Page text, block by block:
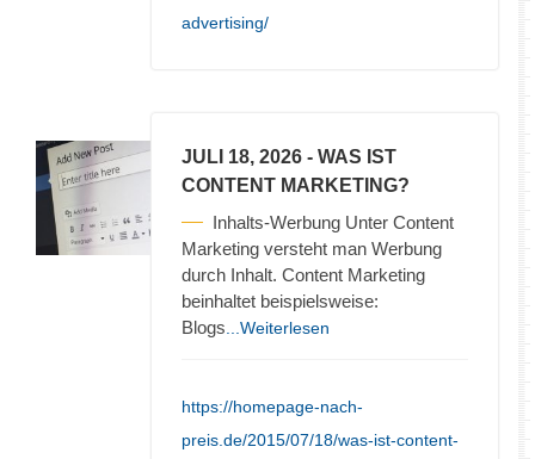
advertising/
JULI 18, 2026 - WAS IST
CONTENT MARKETING?
Inhalts-Werbung Unter Content
Marketing versteht man Werbung
durch Inhalt. Content Marketing
beinhaltet beispielsweise:
Blogs ...Weiterlesen
https://homepage-nach-
preis.de/2015/07/18/was-ist-content-